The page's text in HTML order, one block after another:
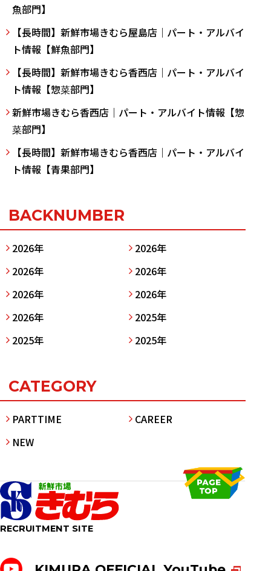
魚部門】
【長時間】新鮮市場きむら屋島店｜パート・アルバイ
ト情報【鮮魚部門】
【長時間】新鮮市場きむら香西店｜パート・アルバイ
ト情報【惣菜部門】
新鮮市場きむら香西店｜パート・アルバイト情報【惣
菜部門】
【長時間】新鮮市場きむら香西店｜パート・アルバイ
ト情報【青果部門】
BACKNUMBER
2026年
2026年
2026年
2026年
2026年
2026年
2026年
2025年
2025年
2025年
CATEGORY
PARTTIME
CAREER
NEW
RECRUITMENT SITE